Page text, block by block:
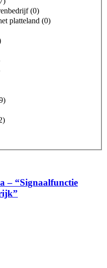
Drugsafval op het boerenbedrijf (0)
Inbraak en diefstal op het platteland (0)
(29)
(12)
– “Signaalfunctie